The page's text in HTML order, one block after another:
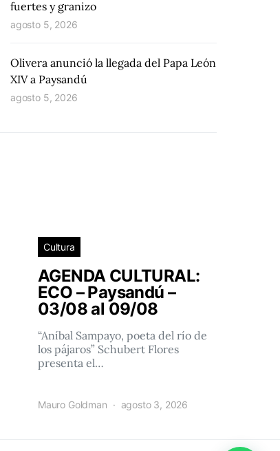
fuertes y granizo
agosto 5, 2026
Olivera anunció la llegada del Papa León
XIV a Paysandú
agosto 5, 2026
Cultura
AGENDA CULTURAL:
ECO – Paysandú –
03/08 al 09/08
“Aníbal Sampayo, poeta del río de
los pájaros” Schubert Flores
presenta el…
Mauro Goldman agosto 3, 2026